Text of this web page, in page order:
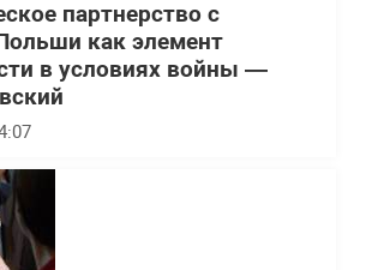
партнерство с
как элемент
в условиях войны —